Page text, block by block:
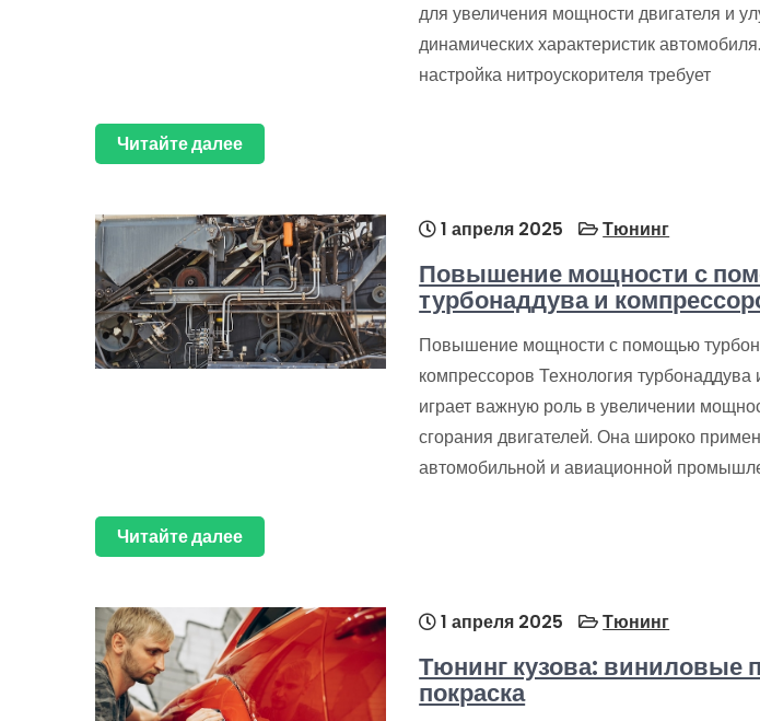
для увеличения мощности двигателя и
динамических характеристик
настройка нитроускорителя требует
Читайте далее
1 апреля 2025 Тюнинг
Повышение мощности с
турбонаддува и
Повышение мощности с помощью
компрессоров Технология турбонаддува
играет важную роль в увеличении
сгорания двигателей. Она широко
автомобильной и авиационной
Читайте далее
1 апреля 2025 Тюнинг
Тюнинг кузова: виниловые
покраска